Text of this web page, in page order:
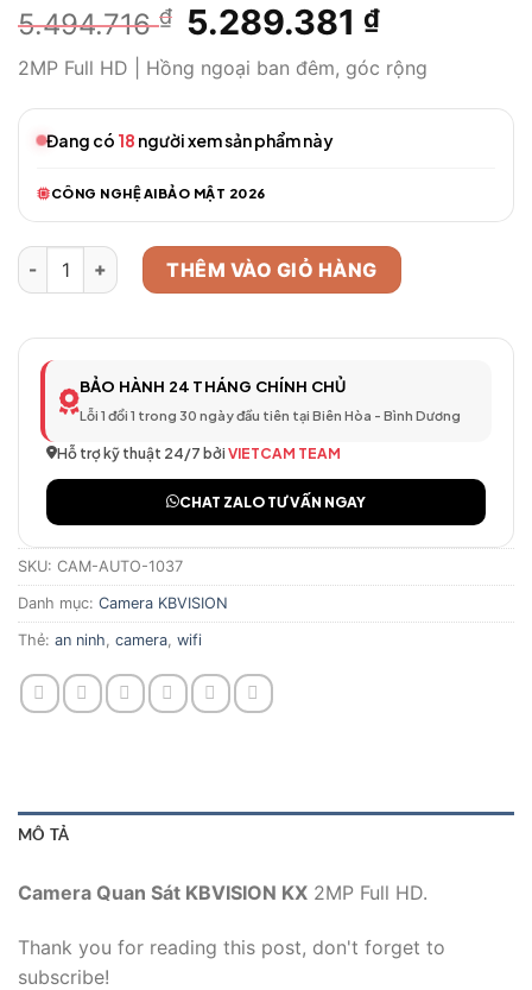
5.494.716₫
Giá
gốc
là:
5.494.716 ₫.
5.289.381 ₫Giá
tại
là:
2MP Full HD | Hồng ngoại ban đêm, góc rộng
Đang có 18 người xem sản phẩm này
CÔNG NGHỆ AIBẢO MẬT 2026
Camera WiFi Thông Minh Model 38 – Full HD số lượng
THÊM VÀO GIỎ HÀNG
BẢO HÀNH 24 THÁNG CHÍNH CHỦ
Lỗi 1 đổi 1 trong 30 ngày đầu tiên tại Biên Hòa - Bình Dương
Hỗ trợ kỹ thuật 24/7 bởi VIETCAM TEAM
CHAT ZALO TƯ VẤN NGAY
SKU: CAM-AUTO-1037
Danh mục: Camera KBVISION
Thẻ: an ninh camera wifi
MÔ TẢ
Camera Quan Sát KBVISION KX 2MP Full HD.
Thank you for reading this post, don't forget to
subscribe!